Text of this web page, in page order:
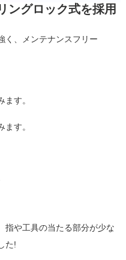
ングロック式を採用
く、メンテナンスフリー
す。
す。
指や工具の当たる部分が少な
た!